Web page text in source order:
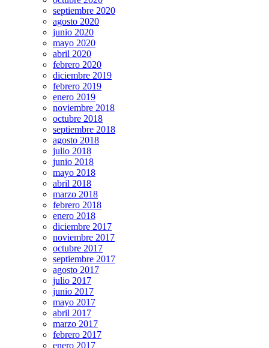
septiembre 2020
agosto 2020
junio 2020
mayo 2020
abril 2020
febrero 2020
diciembre 2019
febrero 2019
enero 2019
noviembre 2018
octubre 2018
septiembre 2018
agosto 2018
julio 2018
junio 2018
mayo 2018
abril 2018
marzo 2018
febrero 2018
enero 2018
diciembre 2017
noviembre 2017
octubre 2017
septiembre 2017
agosto 2017
julio 2017
junio 2017
mayo 2017
abril 2017
marzo 2017
febrero 2017
enero 2017